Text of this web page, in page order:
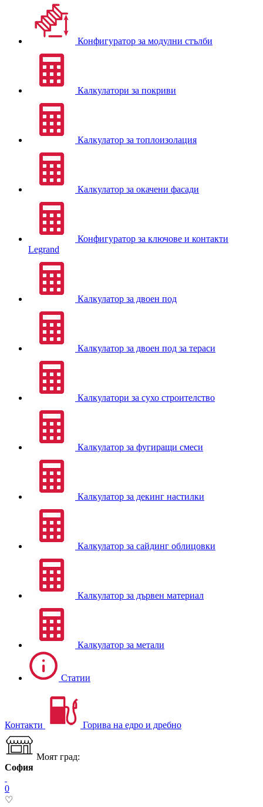
Конфигуратор за модулни стълби
Калкулатори за покриви
Калкулатор за топлоизолация
Калкулатор за окачени фасади
Конфигуратор за ключове и контакти
Legrand
Калкулатор за двоен под
Калкулатор за двоен под за тераси
Калкулатори за сухо строителство
Калкулатор за фугиращи смеси
Калкулатор за декинг настилки
Калкулатор за сайдинг облицовки
Калкулатор за дървен материал
Калкулатор за метали
Статии
Контакти Горива на едро и дребно
Моят град:
София
0
♡